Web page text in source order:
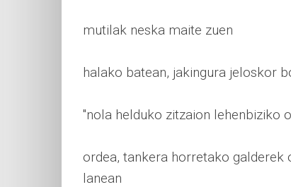
mutilak neska maite zuen
halako batean, jakingura jeloskor
"nola helduko zitzaion lehenbiziko
ordea, tankera horretako galderek
lanean